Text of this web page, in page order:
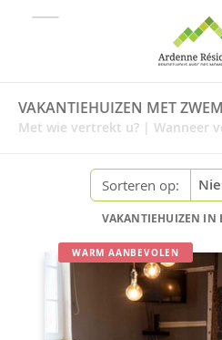
VAKANTIEHUIZEN MET
Met wie vertrekt u? | Wanneer
Sorteren op:
VAKANTIEHUIZEN IN